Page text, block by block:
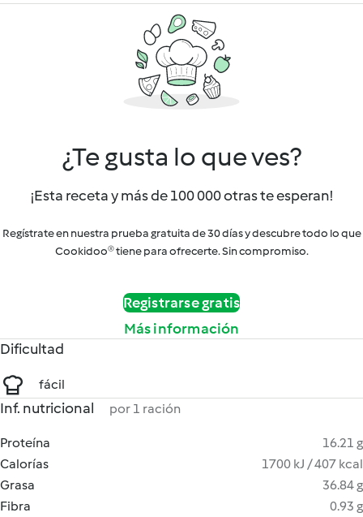
¿Te gusta lo que ves?
¡Esta receta y más de 100 000 otras te esperan!
Regístrate en nuestra prueba gratuita de 30 días y descubre todo lo que
Cookidoo® tiene para ofrecerte. Sin compromiso.
Registrarse gratis
Más información
Dificultad
fácil
Inf. nutricional por 1 ración
Proteína
16.21 g
Calorías
1700 kJ / 407 kcal
Grasa
36.84 g
Fibra
0.93 g